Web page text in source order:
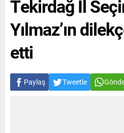
Tekirdağ İl
Yılmaz’ın
etti
Paylaş Tweetle